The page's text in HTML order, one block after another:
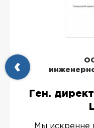
Ген.
Мы искренне